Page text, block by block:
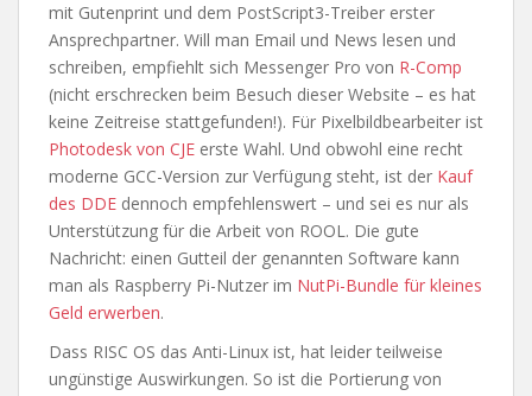
mit Gutenprint und dem PostScript3-Treiber erster
Ansprechpartner. Will man Email und News lesen und
schreiben, empfiehlt sich Messenger Pro von R-Comp
(nicht erschrecken beim Besuch dieser Website – es hat
keine Zeitreise stattgefunden!). Für Pixelbildbearbeiter ist
Photodesk von CJE erste Wahl. Und obwohl eine recht
moderne GCC-Version zur Verfügung steht, ist der Kauf
des DDE dennoch empfehlenswert – und sei es nur als
Unterstützung für die Arbeit von ROOL. Die gute
Nachricht: einen Gutteil der genannten Software kann
man als Raspberry Pi-Nutzer im NutPi-Bundle für kleines
Geld erwerben.
Dass RISC OS das Anti-Linux ist, hat leider teilweise
ungünstige Auswirkungen. So ist die Portierung von